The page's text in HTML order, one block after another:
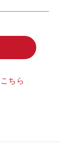
こちら